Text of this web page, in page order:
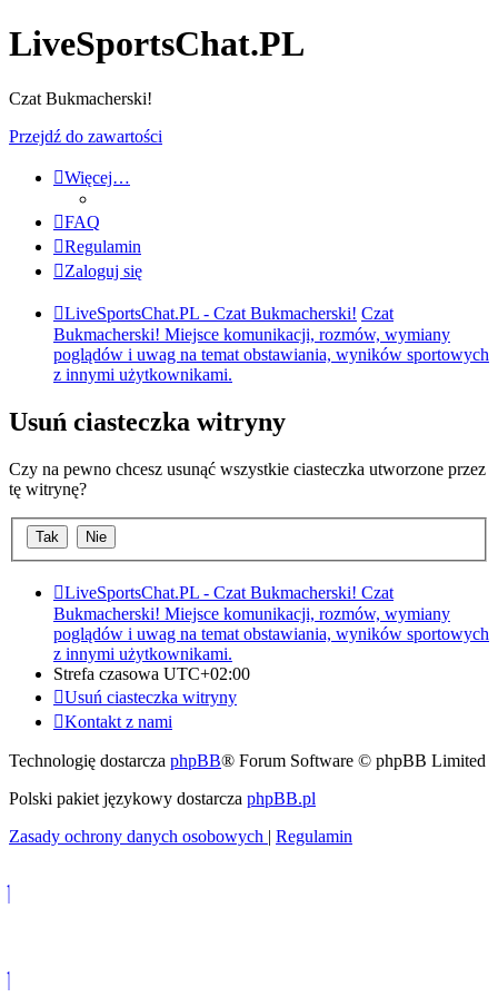
LiveSportsChat.PL
Czat Bukmacherski!
Przejdź do zawartości
Więcej…
FAQ
Regulamin
Zaloguj się
LiveSportsChat.PL - Czat Bukmacherski! Czat
Bukmacherski! Miejsce komunikacji, rozmów, wymiany
poglądów i uwag na temat obstawiania, wyników sportowych
z innymi użytkownikami.
Usuń ciasteczka witryny
Czy na pewno chcesz usunąć wszystkie ciasteczka utworzone przez
tę witrynę?
LiveSportsChat.PL - Czat Bukmacherski! Czat
Bukmacherski! Miejsce komunikacji, rozmów, wymiany
poglądów i uwag na temat obstawiania, wyników sportowych
z innymi użytkownikami.
Strefa czasowa UTC+02:00
Usuń ciasteczka witryny
Kontakt z nami
Technologię dostarcza phpBB® Forum Software © phpBB Limited
Polski pakiet językowy dostarcza phpBB.pl
Zasady ochrony danych osobowych | Regulamin